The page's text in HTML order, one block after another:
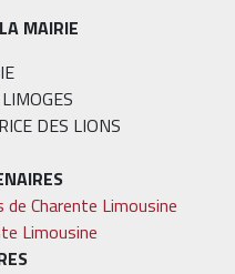
MAIRIE
DES LIONS
Charente Limousine
Limousine